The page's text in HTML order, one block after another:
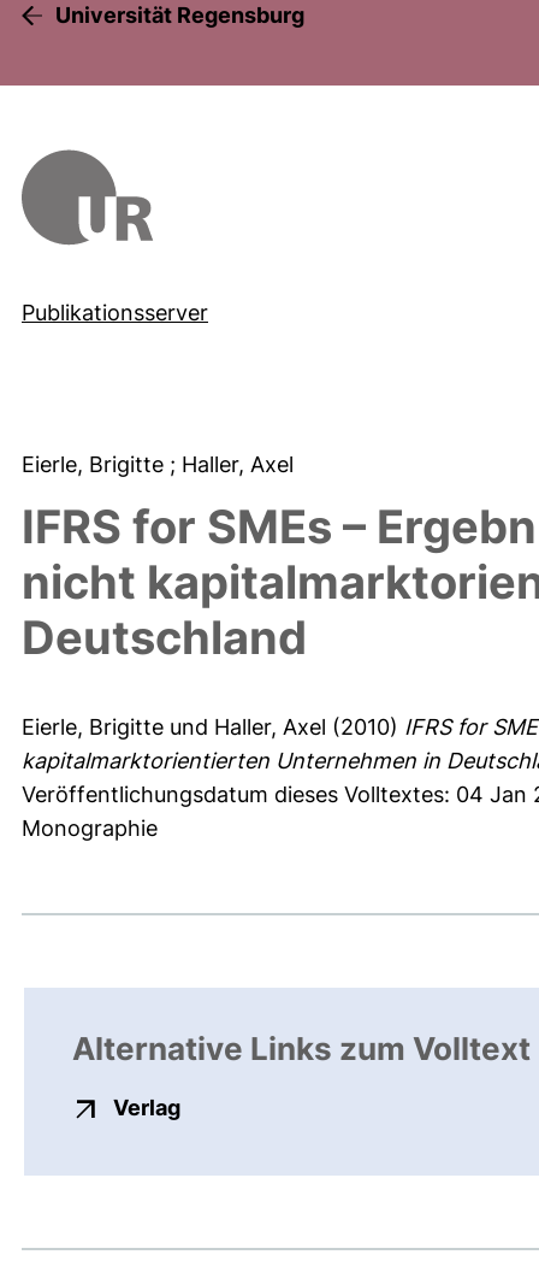
Universität Regensburg
Publikationsserver
Eierle, Brigitte ; Haller, Axel
IFRS for SMEs –
nicht
Deutschland
Eierle, Brigitte und Haller, Axel (2010) IFRS for
kapitalmarktorientierten Unternehmen in
Veröffentlichungsdatum dieses Volltextes: 04 Jan
Monographie
Alternative Links zum Volltext
Verlagexterner Link, öffnet neues